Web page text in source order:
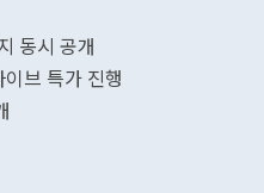
동시 공개
브 특가 진행